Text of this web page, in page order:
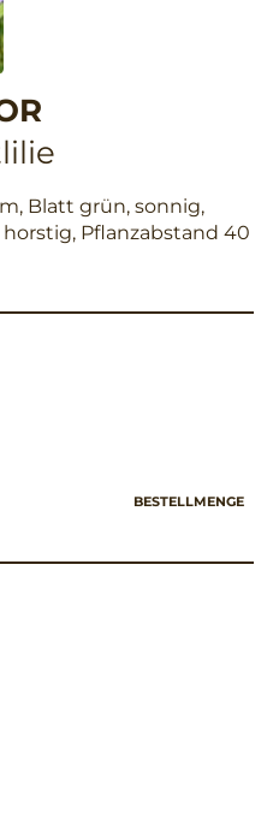
Blatt grün, sonnig,
Pflanzabstand 40
BESTELLMENGE